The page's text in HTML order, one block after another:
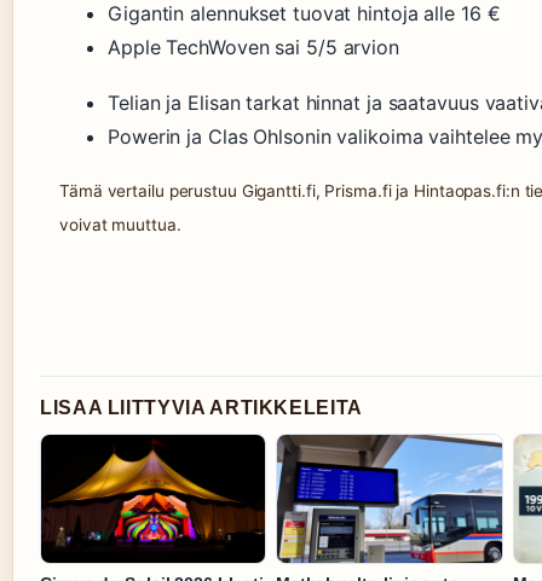
Gigantin alennukset tuovat hintoja alle 16 €
Apple TechWoven sai 5/5 arvion
Telian ja Elisan tarkat hinnat ja saatavuus
Powerin ja Clas Ohlsonin valikoima vaihtelee
Tämä vertailu perustuu Gigantti.fi, Prisma.fi ja Hintaopas.fi:n
voivat muuttua.
LISAA LIITTYVIA ARTIKKELEITA